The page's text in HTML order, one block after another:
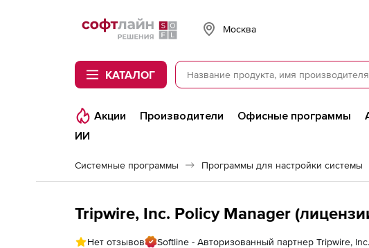
Softline
Москва
КАТАЛОГ
Акции Производители Офисные программы
ИИ
Системные программы Программы для настройки системы
Tripwire, Inc. Policy Manager
Нет отзывов
Softline - Авторизованный партнер Tripwire, Inc.